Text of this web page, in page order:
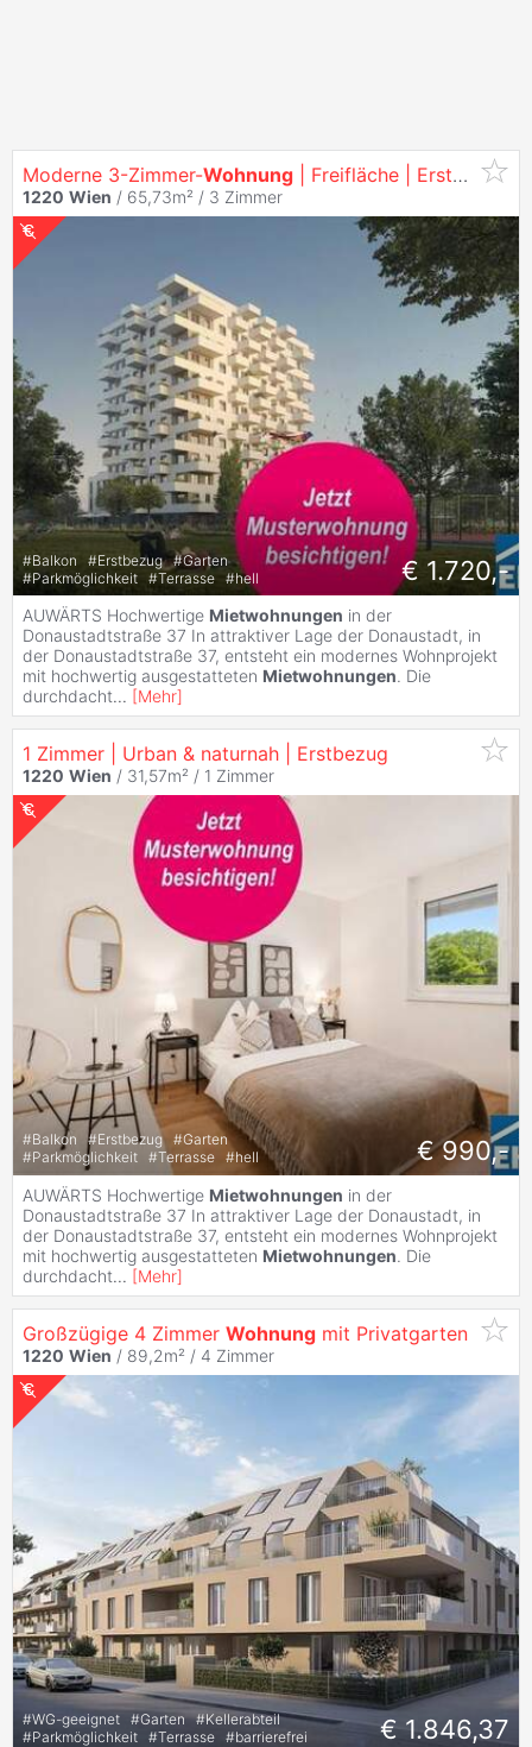
Moderne 3-Zimmer-Wohnung | Freifläche | Erstbezug
1220 Wien / 65,73m² / 3 Zimmer
#Balkon #Erstbezug #Garten
#Parkmöglichkeit #Terrasse #hell € 1.720,-
AUWÄRTS Hochwertige Mietwohnungen in der
Donaustadtstraße 37 In attraktiver Lage der Donaustadt, in
der Donaustadtstraße 37, entsteht ein modernes Wohnprojekt
mit hochwertig ausgestatteten Mietwohnungen. Die
durchdacht... [Mehr]
1 Zimmer | Urban & naturnah | Erstbezug
1220 Wien / 31,57m² / 1 Zimmer
#Balkon #Erstbezug #Garten
#Parkmöglichkeit #Terrasse #hell € 990,-
AUWÄRTS Hochwertige Mietwohnungen in der
Donaustadtstraße 37 In attraktiver Lage der Donaustadt, in
der Donaustadtstraße 37, entsteht ein modernes Wohnprojekt
mit hochwertig ausgestatteten Mietwohnungen. Die
durchdacht... [Mehr]
Großzügige 4 Zimmer Wohnung mit Privatgarten
1220 Wien / 89,2m² / 4 Zimmer
#WG-geeignet #Garten #Kellerabteil
#Parkmöglichkeit #Terrasse #barrierefrei € 1.846,37